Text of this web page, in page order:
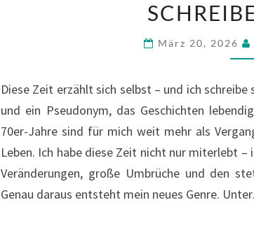
März 20, 2026
Diese Zeit erzählt sich selbst – und ich
und ein Pseudonym, das Geschichten
70er-Jahre sind für mich weit mehr als
Leben. Ich habe diese Zeit nicht nur miterlebt
Veränderungen, große Umbrüche und den
Genau daraus entsteht mein neues Genre.